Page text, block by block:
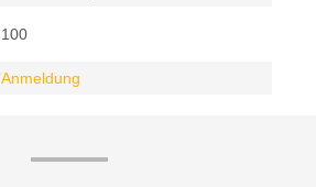
100
Anmeldung